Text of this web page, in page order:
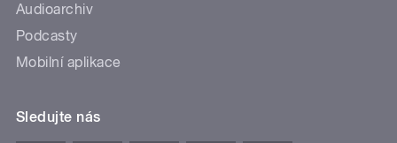
Audioarchiv
Podcasty
Mobilní aplikace
Sledujte nás